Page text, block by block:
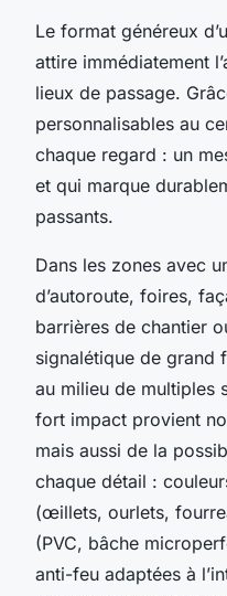
Le format généreux
attire immédiatement
lieux de passage.
personnalisables au
chaque regard : un
et qui marque
passants.
Dans les zones avec
d’autoroute, foires,
barrières de chantier
signalétique de grand
au milieu de multiples
fort impact provient
mais aussi de la
chaque détail :
(œillets, ourlets,
(PVC, bâche
anti-feu adaptées à